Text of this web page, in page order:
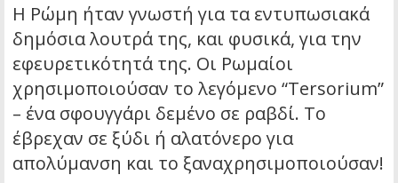
Η Ρώμη ήταν γνωστή για τα εντυπωσιακά
δημόσια λουτρά της, και φυσικά, για την
εφευρετικότητά της. Οι Ρωμαίοι
χρησιμοποιούσαν το λεγόμενο “Tersorium”
– ένα σφουγγάρι δεμένο σε ραβδί. Το
έβρεχαν σε ξύδι ή αλατόνερο για
απολύμανση και το ξαναχρησιμοποιούσαν!